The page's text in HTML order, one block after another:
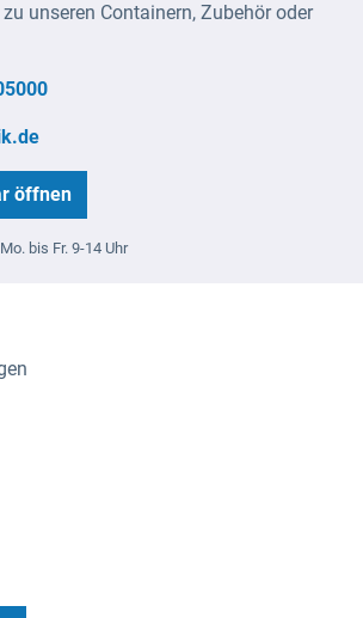
unseren Containern, Zubehör oder
öffnen
bis Fr. 9-14 Uhr